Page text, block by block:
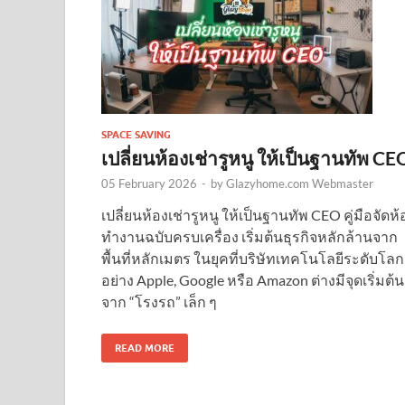
SPACE SAVING
เปลี่ยนห้องเช่ารูหนู ให้เป็นฐานทัพ
05 February 2026 - byGlazyhome.com Webmaster
เปลี่ยนห้องเช่ารูหนู ให้เป็นฐานทัพ CEO คู่มือจัดห้
ทำงานฉบับครบเครื่อง เริ่มต้นธุรกิจหลักล้านจาก
พื้นที่หลักเมตร ในยุคที่บริษัทเทคโนโลยีระดับโลก
อย่าง Apple, Google หรือ Amazon ต่างมีจุดเริ่มต้น
จาก “โรงรถ” เล็ก ๆ
READ MORE